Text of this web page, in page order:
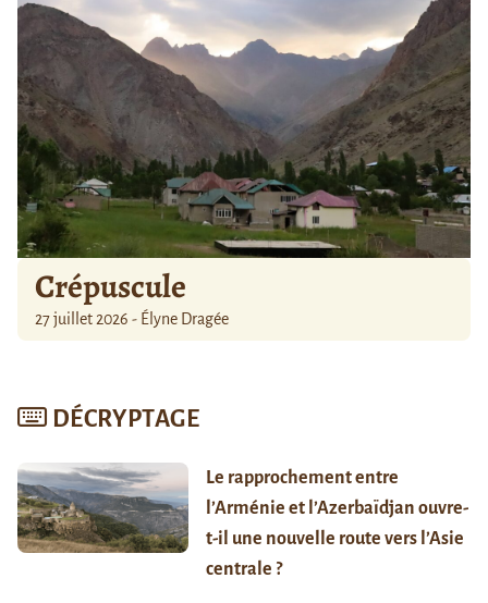
Crépuscule
27 juillet 2026 - Élyne Dragée
DÉCRYPTAGE
Le rapprochement entre
l’Arménie et l’Azerbaïdjan ouvre-
t-il une nouvelle route vers l’Asie
centrale ?